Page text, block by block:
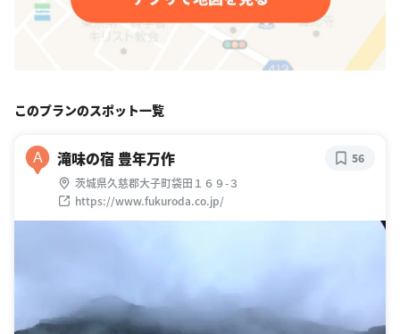
このプランのスポット一覧
A 滝味の宿 豊年万作
茨城県久慈郡大子町袋田１６９-３
https://www.fukuroda.co.jp/
56